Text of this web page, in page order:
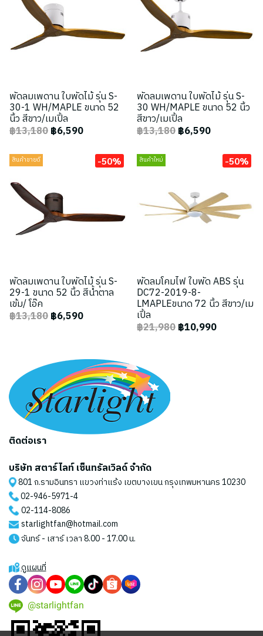
พัดลมเพดาน ใบพัดไม้ รุ่น S-
30-1 WH/MAPLE ขนาด 52
นิ้ว สีขาว/เมเปิ้ล
฿13,180฿6,590
พัดลมเพดาน ใบพัดไม้ รุ่น S-
30 WH/MAPLE ขนาด 52 นิ้ว
สีขาว/เมเปิ้ล
฿13,180฿6,590
สินค้าขายดี -50%
พัดลมเพดาน ใบพัดไม้ รุ่น S-
29-1 ขนาด 52 นิ้ว สีน้ำตาล
เข้ม/ โอ๊ค
฿13,180฿6,590
สินค้าใหม่ -50%
พัดลมโคมไฟ ใบพัด ABS รุ่น
DC72-2019-8-
LMAPLEขนาด 72 นิ้ว สีขาว/เม
เปิ้ล
฿21,980฿10,990
ติดต่อเรา
บริษัท สตาร์ไลท์ เซ็นทรัลเวิลด์ จำกัด
801 ถ.รามอินทรา แขวงท่าแร้ง เขตบางเขน กรุงเทพมหานคร 10230
02-946-5971-4
02-114-8086
starlightfan@hotmail.com
จันทร์ - เสาร์ เวลา 8.00 - 17.00 น.
ดูแผนที่
@starlightfan